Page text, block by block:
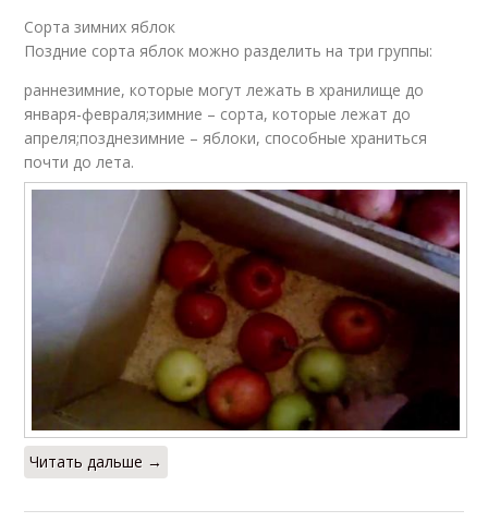
Сорта зимних яблок
Поздние сорта яблок можно разделить на три группы:
раннезимние, которые могут лежать в хранилище до
января-февраля;зимние – сорта, которые лежат до
апреля;позднезимние – яблоки, способные храниться
почти до лета.
Читать дальше →